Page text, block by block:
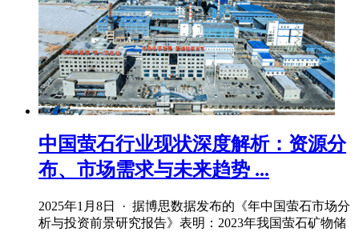
中国萤石行业现状深度解析：资源分
布、市场需求与未来趋势 ...
2025年1月8日 · 据博思数据发布的《年中国萤石市场分
析与投资前景研究报告》表明：2023年我国萤石矿物储